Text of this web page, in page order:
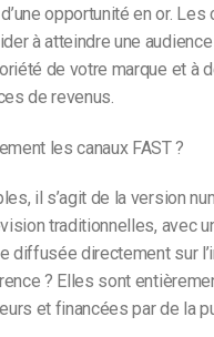
opportunité en or. Les
à atteindre une
de votre marque et à
de revenus.
les canaux FAST ?
il s’agit de la version
traditionnelles, avec
diffusée directement sur
? Elles sont
et financées par de la